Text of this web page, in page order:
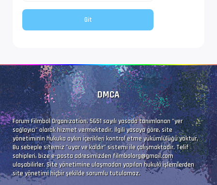
DMCA
Forum Filmbol Organization, 5651 sayılı yasada tanımlanan "yer
sağlayıcı" olarak hizmet vermektedir. İlgili yasaya göre, site
yönetiminin hukuka aykırı içerikleri kontrol etme yükümlülüğü yoktur.
Bu sebeple sitemiz "uyar ve kaldır" sistemi ile çalışmaktadır. Telif
sahipleri, bize e-posta adresimizdenfilmbolorg@gmail.com
ulaşabilirler. Site yönetimine ulaşmadan yapılan hukuki işlemlerden
site yönetimi hiçbir şekilde sorumlu tutulamaz.